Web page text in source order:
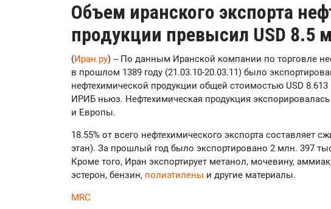
Объем иранского экспорта
продукции превысил USD 8.5
(Иран.ру) -- По данным Иранской компании по торговле
в прошлом 1389 году (21.03.10-20.03.11) было
нефтехимической продукции общей стоимостью USD 8.613
ИРИБ ньюз. Нефтехимическая продукция
и Европы.
18.55% от всего нефтехимического экспорта составляет
этан). За прошлый год было экспортировано 2 млн. 397
Кроме того, Иран экспортирует метанол, мочевину,
эстерон, бензин, полиэтилены и другие материалы.
MRC